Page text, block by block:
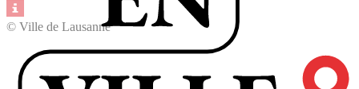
© Ville de Lausanne